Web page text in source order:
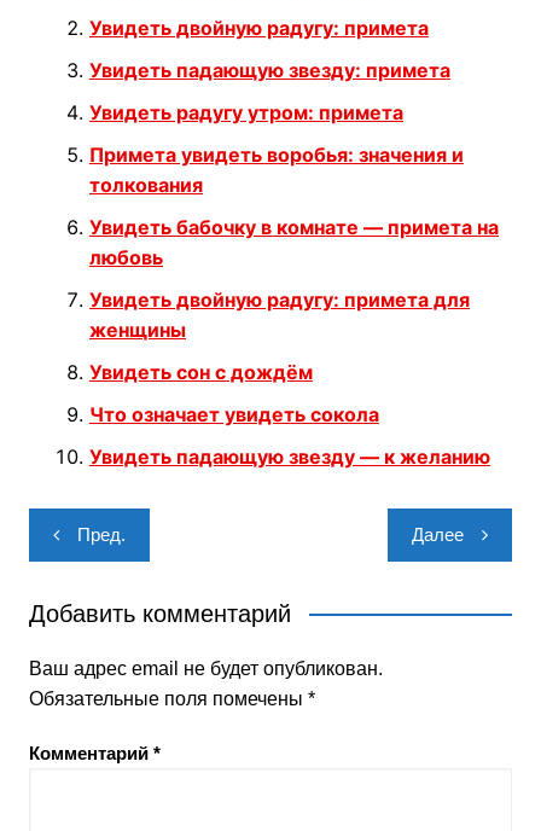
Увидеть двойную радугу: примета
Увидеть падающую звезду: примета
Увидеть радугу утром: примета
Примета увидеть воробья: значения и
толкования
Увидеть бабочку в комнате — примета на
любовь
Увидеть двойную радугу: примета для
женщины
Увидеть сон с дождём
Что означает увидеть сокола
Увидеть падающую звезду — к желанию
Навигация
по
записям
Пред. Далее
Добавить комментарий
Ваш адрес email не будет опубликован.
Обязательные поля помечены *
Комментарий *